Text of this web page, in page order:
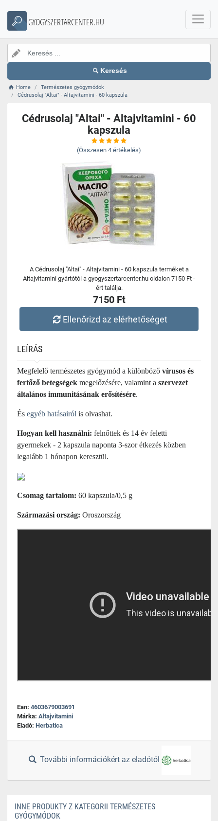
GYOGYSZERTARCENTER.HU
Keresés
Home
Természetes gyógymódok
Cédrusolaj "Altai" - Altajvitamini - 60 kapszula
Cédrusolaj "Altai" - Altajvitamini - 60
kapszula
(Összesen 4 értékelés)
A Cédrusolaj "Altai" - Altajvitamini - 60 kapszula terméket a
Altajvitamini gyártótól a gyogyszertarcenter.hu oldalon 7150 Ft -
ért találja.
7150 Ft
Ellenőrizd az elérhetőséget
LEÍRÁS
Megfelelő természetes gyógymód a különböző vírusos és
fertőző betegségek megelőzésére, valamint a szervezet
általános immunitásának erősítésére.
És egyéb hatásairól is olvashat.
Hogyan kell használni: felnőttek és 14 év feletti
gyermekek - 2 kapszula naponta 3-szor étkezés közben
legalább 1 hónapon keresztül.
Csomag tartalom: 60 kapszula/0,5 g
Származási ország: Oroszország
Ean: 4603679003691
Márka: Altajvitamini
Eladó: Herbatica
További információkért az eladótól
INNE PRODUKTY Z KATEGORII TERMÉSZETES
GYÓGYMÓDOK